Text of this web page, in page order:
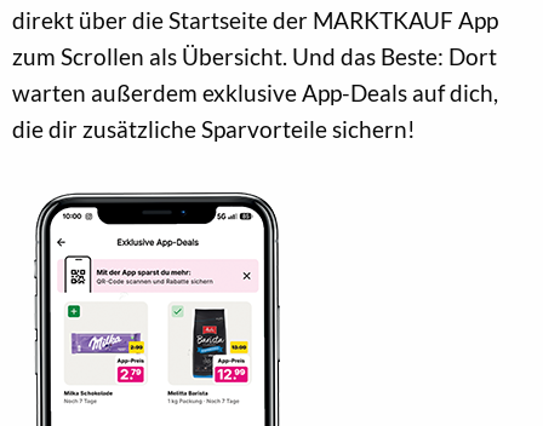
direkt über die Startseite der MARKTKAUF App
zum Scrollen als Übersicht. Und das Beste: Dort
warten außerdem exklusive App-Deals auf dich,
die dir zusätzliche Sparvorteile sichern!